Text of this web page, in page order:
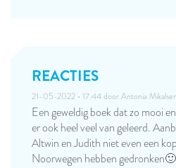
REACTIES
21-05-2022 • 17:44 doorAntonia Mikalsen
Een geweldig boek dat zo mooi
er ook heel veel van geleerd.
Altwin en Judith niet even een
Noorwegen hebben gedronken🙂